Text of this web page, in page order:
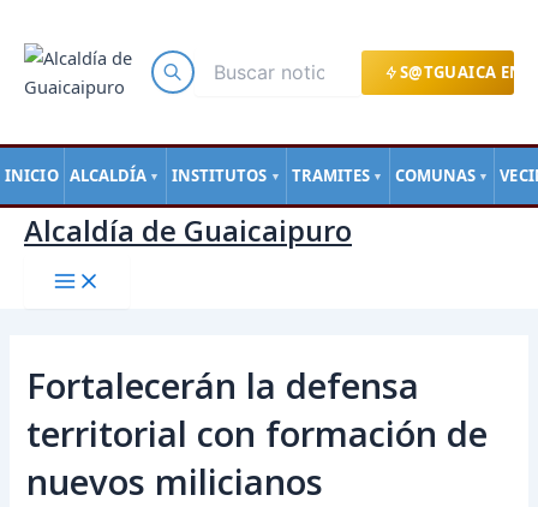
S@TGUAICA EN
INICIO ALCALDÍA ▼ INSTITUTOS ▼ TRAMITES ▼ COMUNAS ▼
contenido
Alcaldía de Guaicaipuro
Fortalecerán la defensa
territorial con formación de
nuevos milicianos
de
entradas